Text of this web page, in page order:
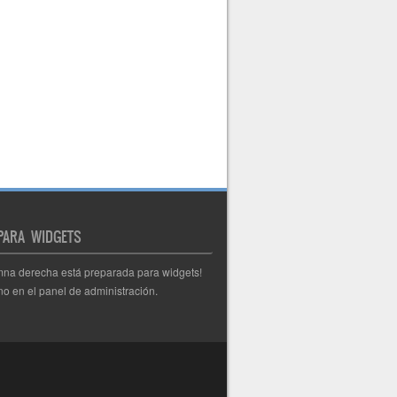
WIDGETS
derecha está preparada para widgets!
en el panel de administración.